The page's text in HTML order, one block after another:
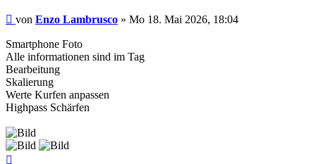
Beitrag
von Enzo Lambrusco » Mo 18. Mai 2026, 18:04
Smartphone Foto
Alle informationen sind im Tag
Bearbeitung
Skalierung
Werte Kurfen anpassen
Highpass Schärfen